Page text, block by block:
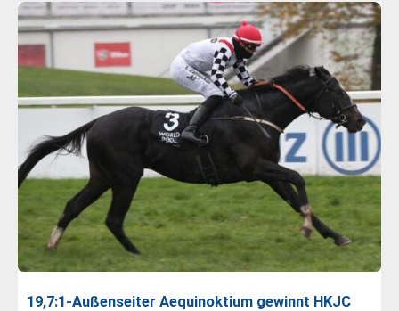
19,7:1-Außenseiter Aequinoktium gewinnt HKJC